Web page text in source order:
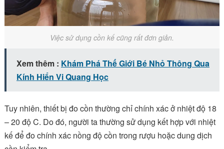
Việc sử dụng cồn kế cũng rất đơn giản.
Xem thêm : Khám Phá Thế Giới Bé Nhỏ Thông Qua
Kính Hiển Vi Quang Học
Tuy nhiên, thiết bị đo cồn thường chỉ chính xác ở nhiệt độ 18
– 20 độ C. Do đó, người ta thường sử dụng kết hợp với nhiệt
kế để đo chính xác nồng độ cồn trong rượu hoặc dung dịch